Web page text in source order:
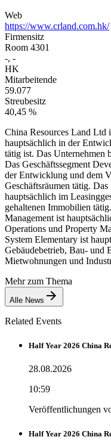
Web
https://www.crland.com.hk/
Firmensitz
Room 4301
-, -
HK
Mitarbeitende
59.077
Streubesitz
40,45 %
China Resources Land Ltd
hauptsächlich in der
tätig ist. Das Unternehmen
Das Geschäftssegment
der Entwicklung und dem
Geschäftsräumen tätig.
hauptsächlich im
gehaltenen Immobilien
Management ist
Operations und Property
System Elementary ist
Gebäudebetrieb, Bau- und
Mietwohnungen und
Mehr zum Thema
Alle News
Related Events
Half Year 2026 China
28.08.2026
10:59
Veröffentlichungen
Half Year 2026 China